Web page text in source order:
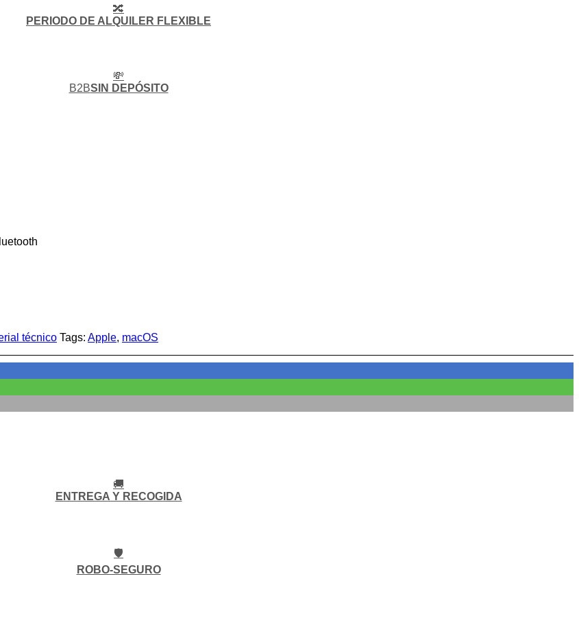
🔀
PERIODO DE ALQUILER FLEXIBLE
💸
B2BSIN DEPÓSITO
técnico Tags: Apple, macOS
🚚
ENTREGA Y RECOGIDA
🛡️
ROBO-SEGURO